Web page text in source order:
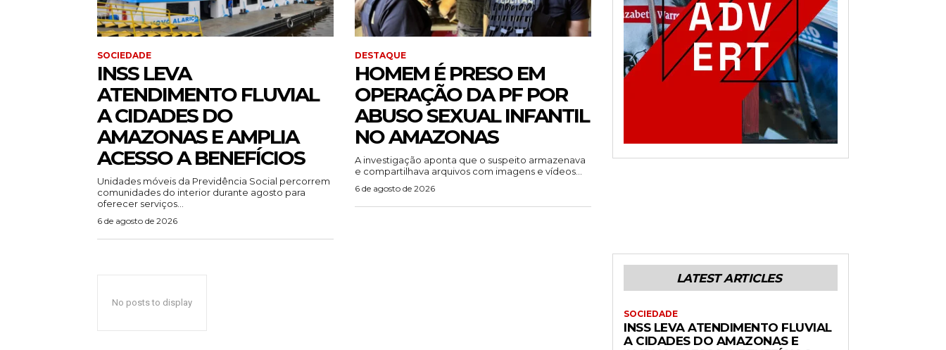
SOCIEDADE
INSS LEVA
ATENDIMENTO FLUVIAL
A CIDADES DO
AMAZONAS E AMPLIA
ACESSO A BENEFÍCIOS
Unidades móveis da Previdência Social percorrem
comunidades do interior durante agosto para
oferecer serviços...
6 de agosto de 2026
DESTAQUE
HOMEM É PRESO EM
OPERAÇÃO DA PF POR
ABUSO SEXUAL INFANTIL
NO AMAZONAS
A investigação aponta que o suspeito armazenava
e compartilhava arquivos com imagens e vídeos...
6 de agosto de 2026
No posts to display
LATEST ARTICLES
SOCIEDADE
INSS LEVA ATENDIMENTO FLUVIAL
A CIDADES DO AMAZONAS E